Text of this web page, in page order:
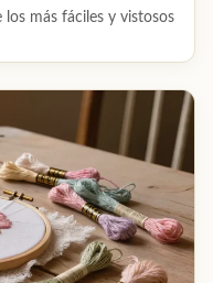
los más fáciles y vistosos